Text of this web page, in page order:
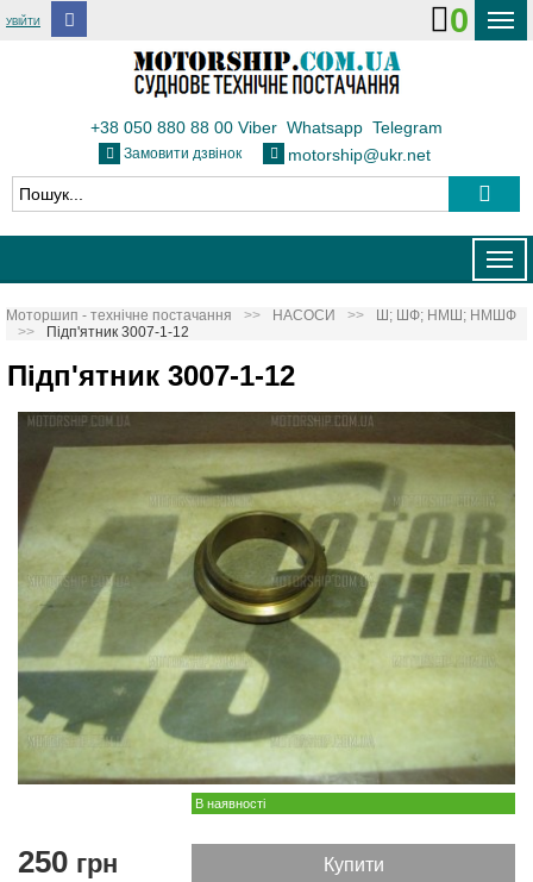
УВІЙТИ
ДОСТАВКА І ОПЛАТА
ТЕПЛОВОЗИ
КОНТАКТИ
0
+38 050 880 88 00 Viber Whatsapp Telegram
Замовити дзвінок motorship@ukr.net
Моторшип - технічне постачання НАСОСИ
Ш; ШФ; НМШ; НМШФ
Підп'ятник 3007-1-12
Підп'ятник 3007-1-12
В наявності
250 грн Купити